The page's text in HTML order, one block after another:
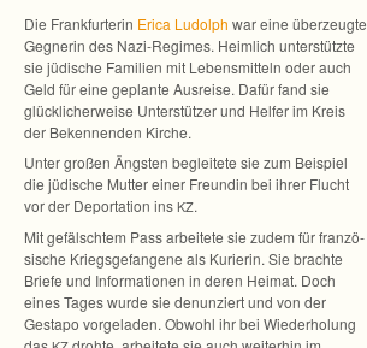
Die Frank­fur­te­rin Erica Ludolph war eine über­zeugte
Geg­ne­rin des Nazi-Regimes. Heim­lich unter­stützte
sie jüdi­sche Fami­lien mit Lebens­mit­teln oder auch
Geld für eine geplante Aus­reise. Dafür fand sie
glück­li­cher­weise Unter­stüt­zer und Hel­fer im Kreis
der Beken­nen­den Kirche.
Unter gro­ßen Ängs­ten beglei­tete sie zum Bei­spiel
die jüdi­sche Mut­ter einer Freun­din bei ihrer Flucht
vor der Depor­ta­tion ins KZ.
Mit gefälsch­tem Pass arbei­tete sie zudem für fran­zö­
si­sche Kriegs­ge­fan­gene als Kurie­rin. Sie brachte
Briefe und Infor­ma­tio­nen in deren Hei­mat. Doch
eines Tages wurde sie denun­ziert und von der
Gestapo vor­ge­la­den. Obwohl ihr bei Wie­der­ho­lung